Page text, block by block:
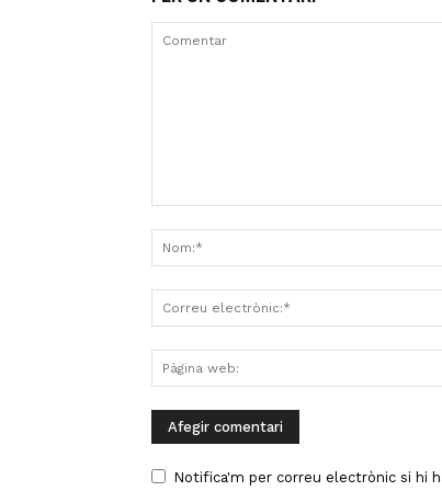
Notifica'm per correu electrònic si hi